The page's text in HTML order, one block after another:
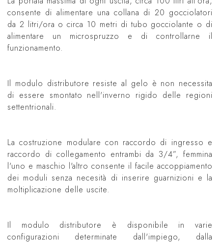
consente di alimentare una collana di 20 gocciolatori
da 2 litri/ora o circa 10 metri di tubo gocciolante o di
alimentare un microspruzzo e di controllarne il
funzionamento.
Il modulo distributore resiste al gelo è non necessita
di essere smontato nell'inverno rigido delle regioni
settentrionali.
La costruzione modulare con raccordo di ingresso e
raccordo di collegamento entrambi da 3/4”, femmina
l'uno e maschio l'altro consente il facile accoppiamento
dei moduli senza necesità di inserire guarnizioni e la
moltiplicazione delle uscite.
Il modulo distributore è disponibile in varie
configurazioni determinate dall'impiego, dalla